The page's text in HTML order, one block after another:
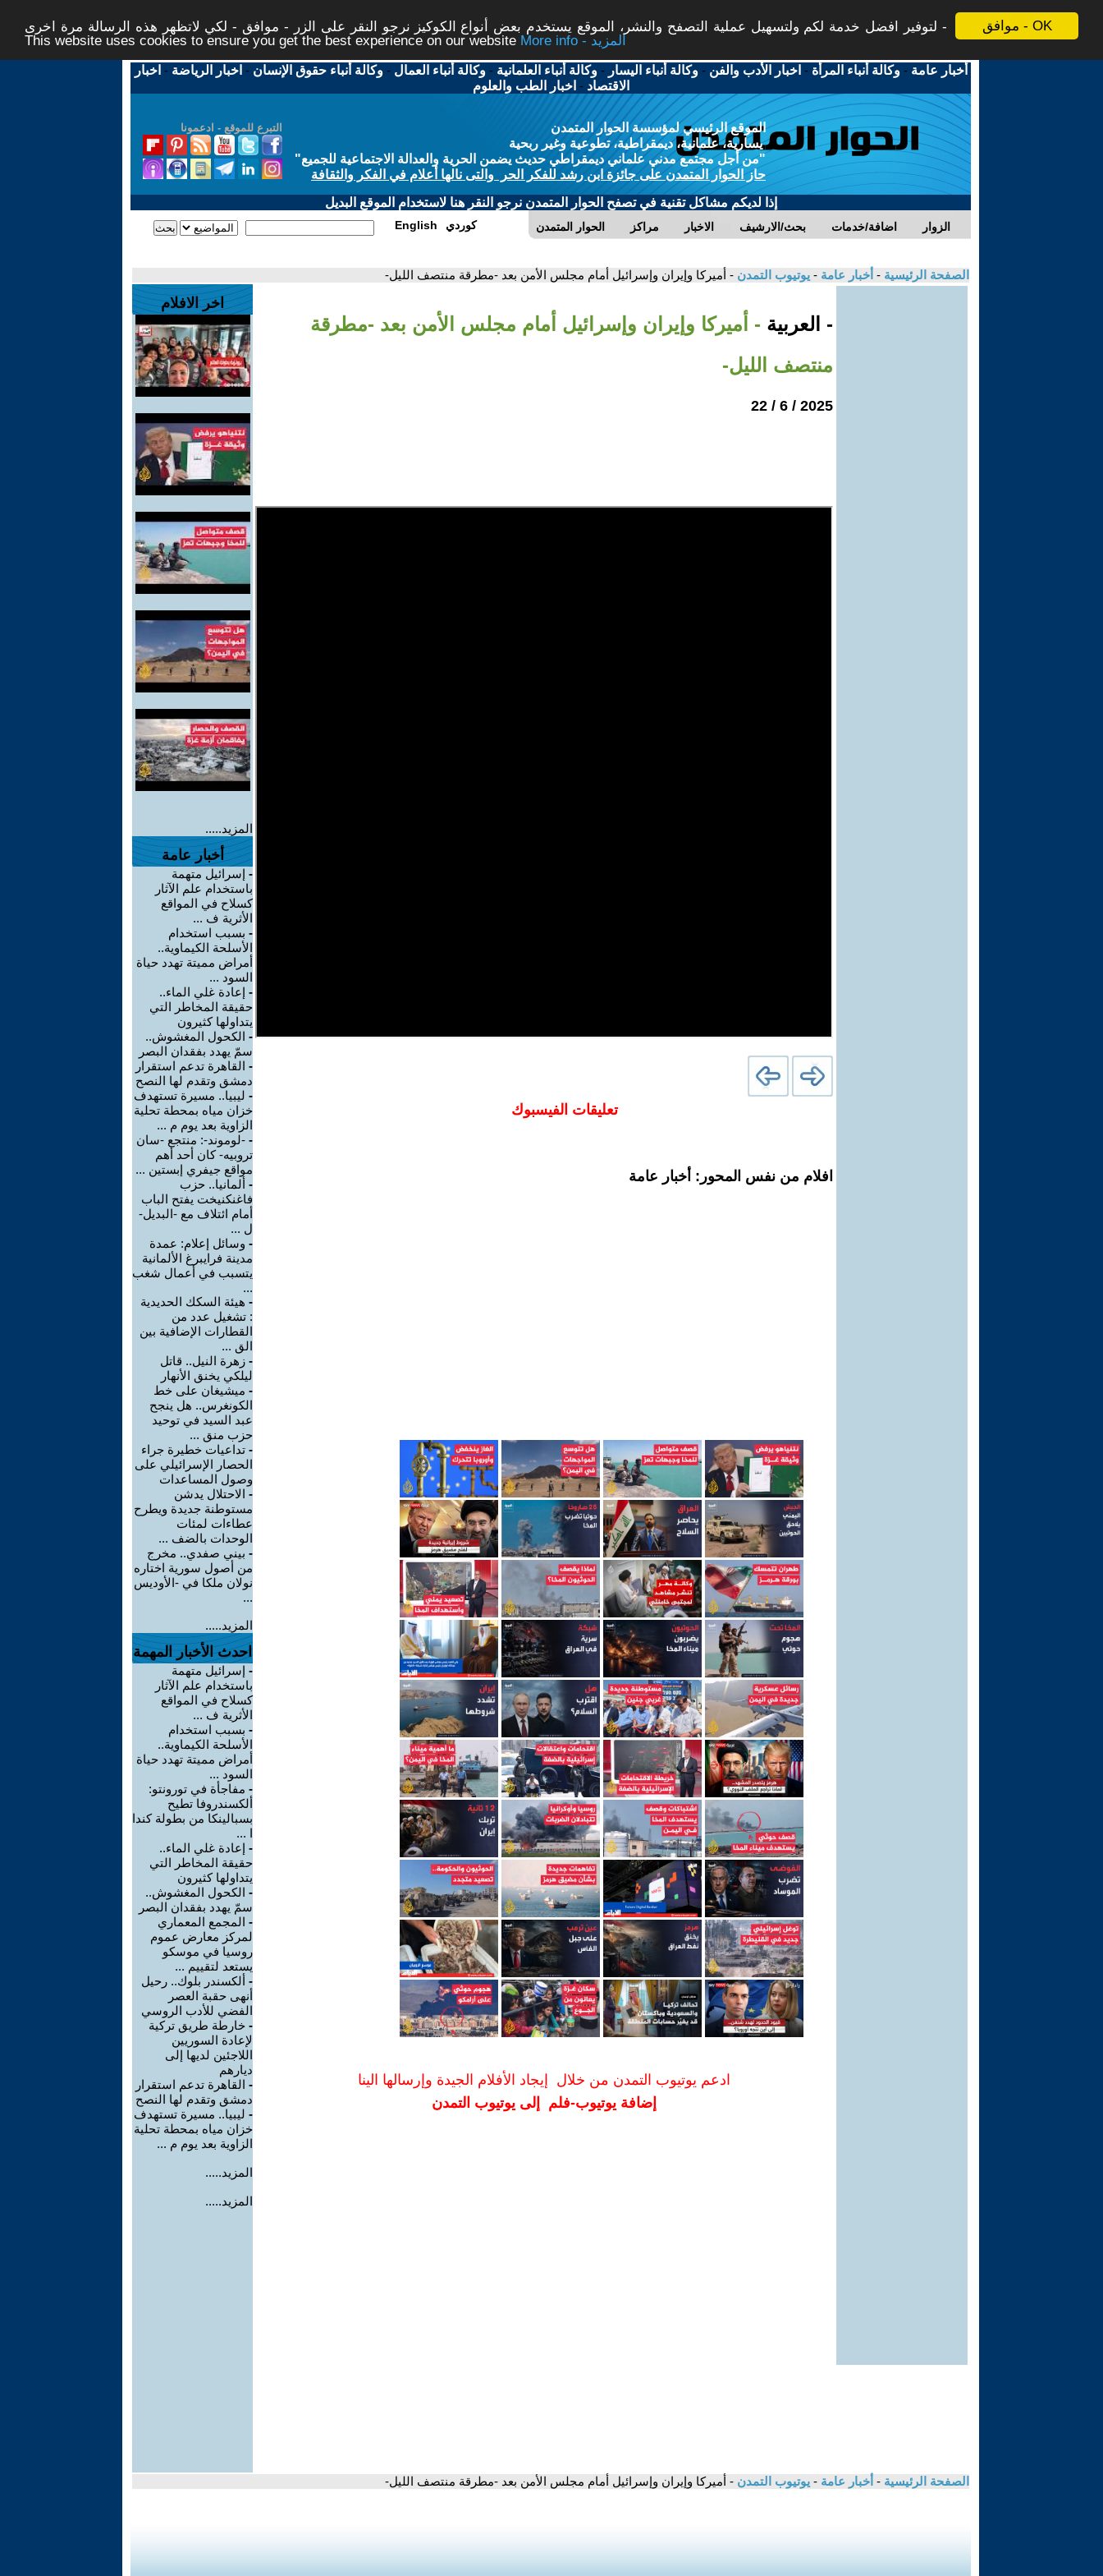
موافق - OK
لتوفير افضل خدمة لكم ولتسهيل عملية التصفح والنشر، الموقع يستخدم بعض أنواع الكوكيز نرجو النقر على الزر - موافق - لكي لاتظهر هذه الرسالة مرة اخرى -
This website uses cookies to ensure you get the best experience on our website
More info - المزيد
أخبار عامة -وكالة أنباء المرأة - اخبار الأدب والفن -وكالة أنباء اليسار -وكالة أنباء العلمانية -وكالة أنباء العمال -وكالة أنباء حقوق الإنسان - اخبار الرياضة - اخبار
الاقتصاد - اخبار الطب والعلوم
التبرع للموقع - ادعمونا
الموقع الرئيسي لمؤسسة الحوار المتمدن
يسارية، علمانية، ديمقراطية، تطوعية وغير ربحية
"من أجل مجتمع مدني علماني ديمقراطي حديث يضمن الحرية والعدالة الاجتماعية للجميع"
حاز الحوار المتمدن على جائزة ابن رشد للفكر الحر والتى نالها أعلام في الفكر والثقافة
إذا لديكم مشاكل تقنية في تصفح الحوار المتمدن نرجو النقر هنا لاستخدام الموقع البديل
الحوار المتمدن مراكز الاخبار بحث/الارشيف اضافة/خدمات الزوار English كوردي
الصفحة الرئيسية - أخبار عامة - يوتيوب التمدن - أميركا وإيران وإسرائيل أمام مجلس الأمن بعد -مطرقة منتصف الليل-
- العربية - أميركا وإيران وإسرائيل أمام مجلس الأمن بعد -مطرقة
منتصف الليل-
2025 / 6 / 22
تعليقات الفيسبوك
افلام من نفس المحور: أخبار عامة
ادعم يوتيوب التمدن من خلال إيجاد الأفلام الجيدة وإرسالها الينا
إضافة يوتيوب-فلم إلى يوتيوب التمدن
اخر الافلام
المزيد.....
أخبار عامة
- إسرائيل متهمة
باستخدام علم الآثار
كسلاح في المواقع
الأثرية ف ...
- بسبب استخدام
الأسلحة الكيماوية..
أمراض مميتة تهدد حياة
السود ...
- إعادة غلي الماء..
حقيقة المخاطر التي
يتداولها كثيرون
- الكحول المغشوش..
سمّ يهدد بفقدان البصر
- القاهرة تدعم استقرار
دمشق وتقدم لها النصح
- ليبيا.. مسيرة تستهدف
خزان مياه بمحطة تحلية
الزاوية بعد يوم م ...
- -لوموند-: منتجع -سان
تروبيه- كان أحد أهم
مواقع جيفري إبستين ...
- ألمانيا.. حزب
فاغنكنيخت يفتح الباب
أمام ائتلاف مع -البديل-
ل ...
- وسائل إعلام: عمدة
مدينة فرايبرغ الألمانية
يتسبب في أعمال شغب
...
- هيئة السكك الحديدية
: تشغيل عدد من
القطارات الإضافية بين
الق ...
- زهرة النيل.. قاتل
ليلكي يخنق الأنهار
- ميشيغان على خط
الكونغرس.. هل ينجح
عبد السيد في توحيد
حزب منق ...
- تداعيات خطيرة جراء
الحصار الإسرائيلي على
وصول المساعدات
- الاحتلال يدشن
مستوطنة جديدة ويطرح
عطاءات لمئات
الوحدات بالضف ...
- بيني صفدي.. مخرج
من أصول سورية اختاره
نولان ملكا في -الأوديس
...
المزيد.....
احدث الأخبار المهمة
- إسرائيل متهمة
باستخدام علم الآثار
كسلاح في المواقع
الأثرية ف ...
- بسبب استخدام
الأسلحة الكيماوية..
أمراض مميتة تهدد حياة
السود ...
- مفاجأة في تورونتو:
ألكسندروفا تطيح
بسبالينكا من بطولة كندا
ا ...
- إعادة غلي الماء..
حقيقة المخاطر التي
يتداولها كثيرون
- الكحول المغشوش..
سمّ يهدد بفقدان البصر
- المجمع المعماري
لمركز معارض عموم
روسيا في موسكو
يستعد لتقييم ...
- ألكسندر بلوك.. رحيل
أنهى حقبة العصر
الفضي للأدب الروسي
- خارطة طريق تركية
لإعادة السوريين
اللاجئين لديها إلى
ديارهم
- القاهرة تدعم استقرار
دمشق وتقدم لها النصح
- ليبيا.. مسيرة تستهدف
خزان مياه بمحطة تحلية
الزاوية بعد يوم م ...
المزيد.....
المزيد.....
الصفحة الرئيسية - أخبار عامة - يوتيوب التمدن - أميركا وإيران وإسرائيل أمام مجلس الأمن بعد -مطرقة منتصف الليل-